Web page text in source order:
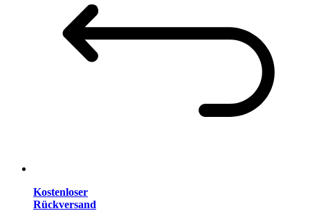
Kostenloser
Rückversand